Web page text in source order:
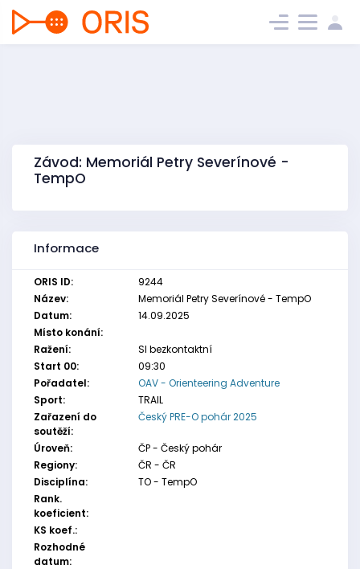
Závod: Memoriál Petry Severínové -
TempO
Informace
ORIS ID:
9244
Název:
Memoriál Petry Severínové - TempO
Datum:
14.09.2025
Místo konání:
Ražení:
SI bezkontaktní
Start 00:
09:30
Pořadatel:
OAV - Orienteering Adventure
Sport:
TRAIL
Zařazení do
soutěží:
Český PRE-O pohár 2025
Úroveň:
ČP - Český pohár
Regiony:
ČR - ČR
Disciplína:
TO - TempO
Rank.
koeficient:
KS koef.:
Rozhodné
datum: